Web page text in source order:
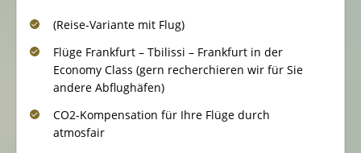
(Reise-Variante mit Flug)
Flüge Frankfurt – Tbilissi – Frankfurt in der
Economy Class (gern recherchieren wir für Sie
andere Abflughäfen)
CO2-Kompensation für Ihre Flüge durch
atmosfair